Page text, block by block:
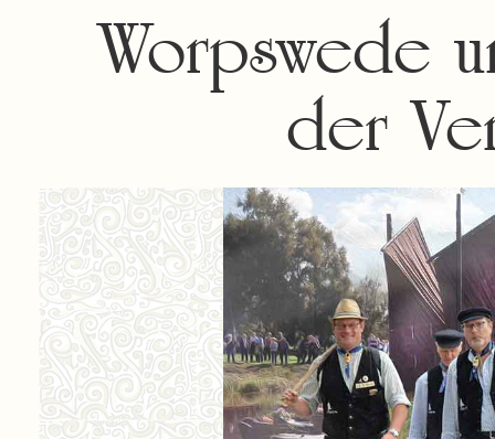
Worpswede
der